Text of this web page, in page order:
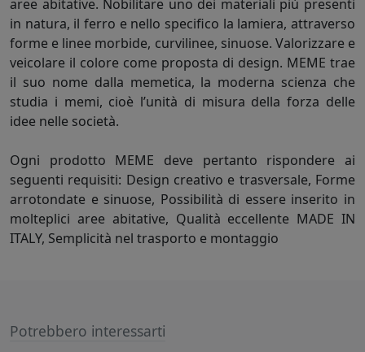
aree abitative. Nobilitare uno dei materiali più presenti
in natura, il ferro e nello specifico la lamiera, attraverso
forme e linee morbide, curvilinee, sinuose. Valorizzare e
veicolare il colore come proposta di design. MEME trae
il suo nome dalla memetica, la moderna scienza che
studia i memi, cioè l’unità di misura della forza delle
idee nelle società.
Ogni prodotto MEME deve pertanto rispondere ai
seguenti requisiti: Design creativo e trasversale, Forme
arrotondate e sinuose, Possibilità di essere inserito in
molteplici aree abitative, Qualità eccellente MADE IN
ITALY, Semplicità nel trasporto e montaggio
Potrebbero interessarti